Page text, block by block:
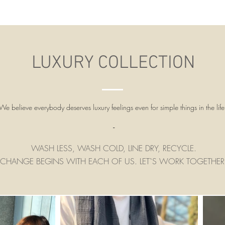
LUXURY COLLECTION
believe everybody deserves luxury feelings even for simple things in the
-
WASH LESS, WASH COLD, LINE DRY, RECYCLE.
CHANGE BEGINS WITH EACH OF US. LET`S WORK